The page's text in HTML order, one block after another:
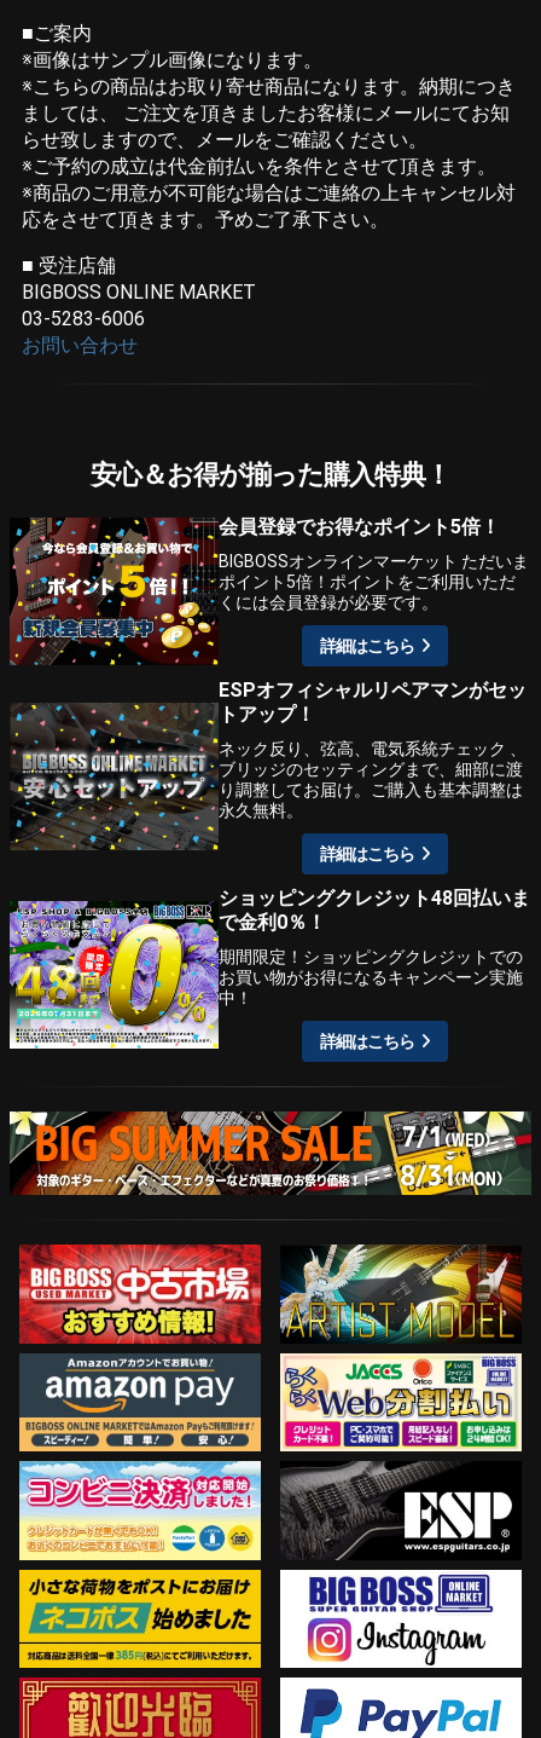
■ご案内
※画像はサンプル画像になります。
※こちらの商品はお取り寄せ商品になります。納期につき
ましては、 ご注文を頂きましたお客様にメールにてお知
らせ致しますので、メールをご確認ください。
※ご予約の成立は代金前払いを条件とさせて頂きます。
※商品のご用意が不可能な場合はご連絡の上キャンセル対
応をさせて頂きます。予めご了承下さい。
■ 受注店舗
BIGBOSS ONLINE MARKET
03-5283-6006
お問い合わせ
安心＆お得が揃った購入特典！
会員登録でお得なポイント5倍！
BIGBOSSオンラインマーケット ただいま
ポイント5倍！ポイントをご利用いただ
くには会員登録が必要です。
詳細はこちら
ESPオフィシャルリペアマンがセッ
トアップ！
ネック反り、弦高、電気系統チェック 、
ブリッジのセッティングまで、細部に渡
り調整してお届け。ご購入も基本調整は
永久無料。
詳細はこちら
ショッピングクレジット48回払いま
で金利0％！
期間限定！ショッピングクレジットでの
お買い物がお得になるキャンペーン実施
中！
詳細はこちら